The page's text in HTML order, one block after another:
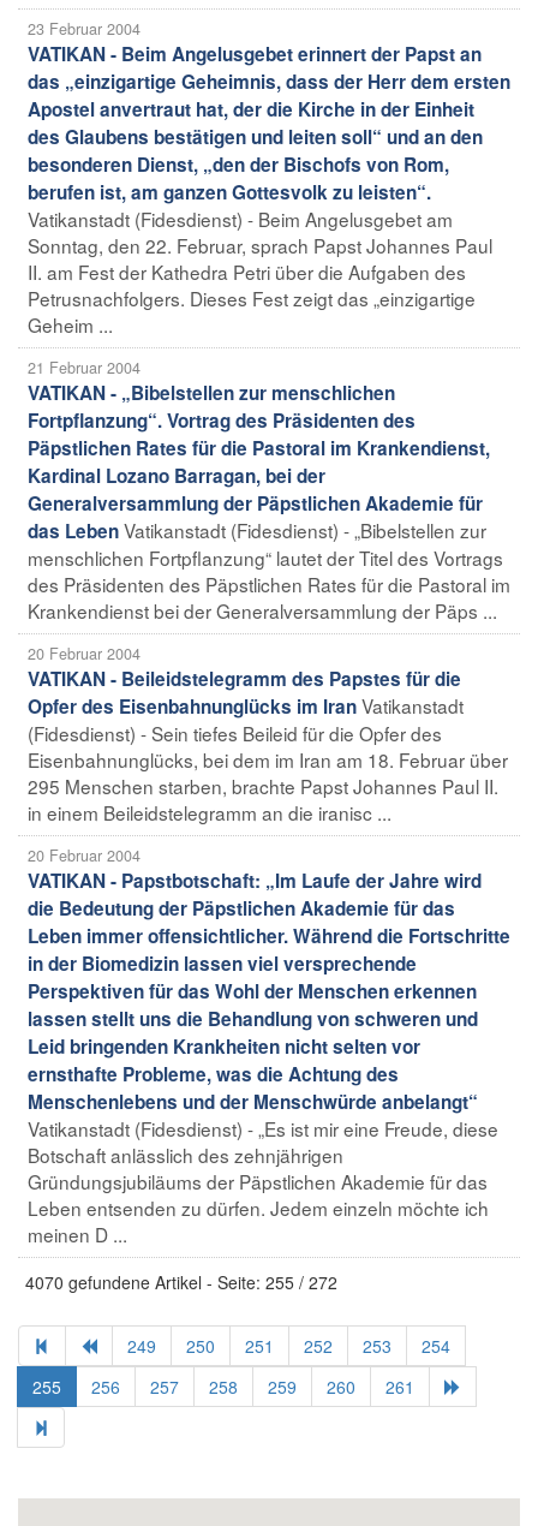
23 Februar 2004
VATIKAN - Beim Angelusgebet erinnert der Papst an
das „einzigartige Geheimnis, dass der Herr dem ersten
Apostel anvertraut hat, der die Kirche in der Einheit
des Glaubens bestätigen und leiten soll“ und an den
besonderen Dienst, „den der Bischofs von Rom,
berufen ist, am ganzen Gottesvolk zu leisten“.
Vatikanstadt (Fidesdienst) - Beim Angelusgebet am
Sonntag, den 22. Februar, sprach Papst Johannes Paul
II. am Fest der Kathedra Petri über die Aufgaben des
Petrusnachfolgers. Dieses Fest zeigt das „einzigartige
Geheim ...
21 Februar 2004
VATIKAN - „Bibelstellen zur menschlichen
Fortpflanzung“. Vortrag des Präsidenten des
Päpstlichen Rates für die Pastoral im Krankendienst,
Kardinal Lozano Barragan, bei der
Generalversammlung der Päpstlichen Akademie für
das LebenVatikanstadt (Fidesdienst) - „Bibelstellen zur
menschlichen Fortpflanzung“ lautet der Titel des Vortrags
des Präsidenten des Päpstlichen Rates für die Pastoral im
Krankendienst bei der Generalversammlung der Päps ...
20 Februar 2004
VATIKAN - Beileidstelegramm des Papstes für die
Opfer des Eisenbahnunglücks im IranVatikanstadt
(Fidesdienst) - Sein tiefes Beileid für die Opfer des
Eisenbahnunglücks, bei dem im Iran am 18. Februar über
295 Menschen starben, brachte Papst Johannes Paul II.
in einem Beileidstelegramm an die iranisc ...
20 Februar 2004
VATIKAN - Papstbotschaft: „Im Laufe der Jahre wird
die Bedeutung der Päpstlichen Akademie für das
Leben immer offensichtlicher. Während die Fortschritte
in der Biomedizin lassen viel versprechende
Perspektiven für das Wohl der Menschen erkennen
lassen stellt uns die Behandlung von schweren und
Leid bringenden Krankheiten nicht selten vor
ernsthafte Probleme, was die Achtung des
Menschenlebens und der Menschwürde anbelangt“
Vatikanstadt (Fidesdienst) - „Es ist mir eine Freude, diese
Botschaft anlässlich des zehnjährigen
Gründungsjubiläums der Päpstlichen Akademie für das
Leben entsenden zu dürfen. Jedem einzeln möchte ich
meinen D ...
4070 gefundene Artikel - Seite: 255 / 272
249 250 251 252 253
254
255
256 257 258 259 260 261